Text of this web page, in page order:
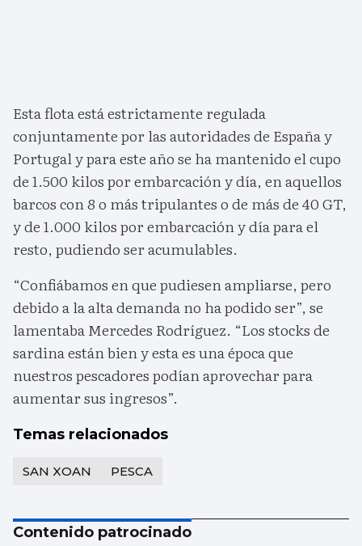
Esta flota está estrictamente regulada
conjuntamente por las autoridades de España y
Portugal y para este año se ha mantenido el cupo
de 1.500 kilos por embarcación y día, en aquellos
barcos con 8 o más tripulantes o de más de 40 GT,
y de 1.000 kilos por embarcación y día para el
resto, pudiendo ser acumulables.
“Confiábamos en que pudiesen ampliarse, pero
debido a la alta demanda no ha podido ser”, se
lamentaba Mercedes Rodríguez. “Los stocks de
sardina están bien y esta es una época que
nuestros pescadores podían aprovechar para
aumentar sus ingresos”.
Temas relacionados
SAN XOAN PESCA
Contenido patrocinado